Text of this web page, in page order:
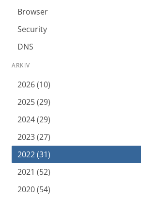
Browser
Security
DNS
ARKIV
2026 (10)
2025 (29)
2024 (29)
2023 (27)
2022 (31)
2021 (52)
2020 (54)